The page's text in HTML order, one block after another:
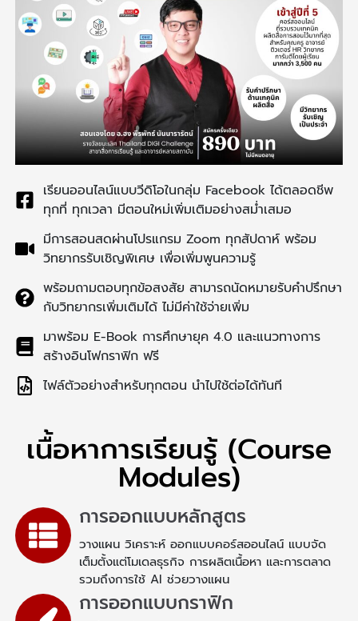
เรียนออนไลน์แบบวีดิโอในกลุ่ม Facebook ได้ตลอดชีพ
ทุกที่ ทุกเวลา มีตอนใหม่เพิ่มเติมอย่างสม่ำเสมอ
มีการสอนสดผ่านโปรแกรม Zoom ทุกสัปดาห์ พร้อม
วิทยากรรับเชิญพิเศษ เพื่อเพิ่มพูนความรู้
พร้อมถามตอบทุกข้อสงสัย สามารถนัดหมายรับคำปรึกษา
กับวิทยากรเพิ่มเติมได้ ไม่มีค่าใช้จ่ายเพิ่ม
มาพร้อม E-Book การศึกษายุค 4.0 และแนวทางการ
สร้างอินโฟกราฟิก ฟรี
ไฟล์ตัวอย่างสำหรับทุกตอน นำไปใช้ต่อได้ทันที
เนื้อหาการเรียนรู้ (Course
Modules)
การออกแบบหลักสูตร
วางแผน วิเคราะห์ ออกแบบคอร์สออนไลน์ แบบจัด
เต็มตั้งแต่โมเดลธุรกิจ การผลิตเนื้อหา และการตลาด
รวมถึงการใช้ AI ช่วยวางแผน
การออกแบบกราฟิก